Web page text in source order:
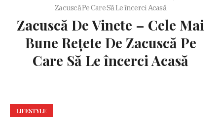
Zacuscă Pe Care Să Le încerci Acasă
Zacuscă De Vinete – Cele Mai
Bune Rețete De Zacuscă Pe
Care Să Le încerci Acasă
LIFESTYLE